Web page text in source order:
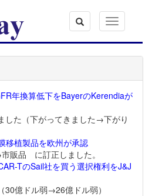
Toggle
navigation
年換算低下をBayerのKerendiaが
した（下がってきました→下がり
移植製品を欧州が承認
販品 に訂正しました。
TのSail社を買う選択権利をJ&J
30億ドル弱→26億ドル弱）